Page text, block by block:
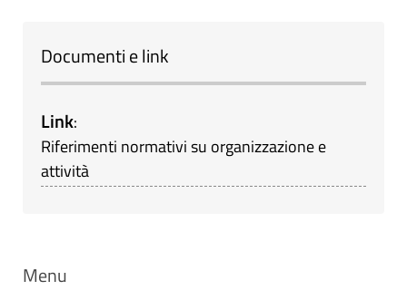
Documenti e link
Link:
Riferimenti normativi su organizzazione e
attività
Menu